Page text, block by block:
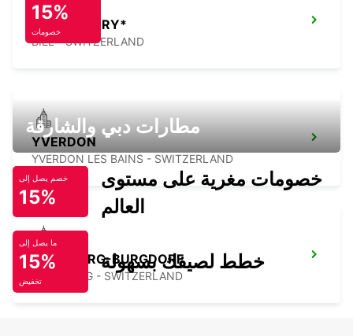
BIEL - IKC *RY*
BIEL - SWITZERLAND
YVERDON
YVERDON LES BAINS - SWITZERLAND
KIRCHBERG-BURGDORF
KIRCHBERG - SWITZERLAND
15%
خصومات
مطارات دبي والشارقة
خصم يصل إلى
15%
خصومات مغرية على مستوى
العالم
ما يصل إلى
15%
تخفيض
خطط لصيفك بسهولة